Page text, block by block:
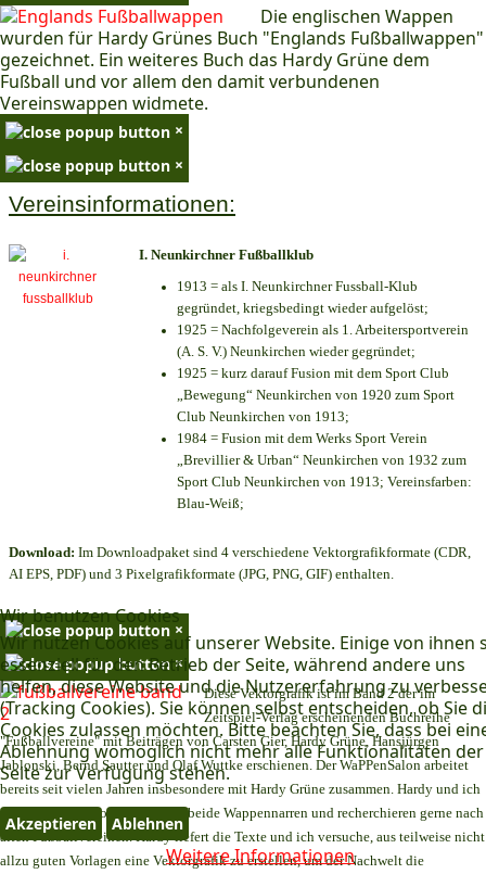
Wir benutzen Cookies
Wir nutzen Cookies auf unserer Website. Einige von ihnen
essenziell für den Betrieb der Seite, während andere uns
helfen, diese Website und die Nutzererfahrung zu
(Tracking Cookies). Sie können selbst entscheiden, ob Sie
Cookies zulassen möchten. Bitte beachten Sie, dass bei
Ablehnung womöglich nicht mehr alle Funktionalitäten der
Seite zur Verfügung stehen.
Akzeptieren Ablehnen
Weitere Informationen
Die englischen Wappen
wurden für Hardy Grünes Buch "Englands Fußballwappen"
gezeichnet. Ein weiteres Buch das Hardy Grüne dem
Fußball und vor allem den damit verbundenen
Vereinswappen widmete.
×
×
Vereinsinformationen:
I. Neunkirchner Fußballklub
1913 = als I. Neunkirchner Fussball-Klub
gegründet, kriegsbedingt wieder aufgelöst;
1925 = Nachfolgeverein als 1. Arbeitersportverein
(A. S. V.) Neunkirchen wieder gegründet;
1925 = kurz darauf Fusion mit dem Sport Club
„Bewegung“ Neunkirchen von 1920 zum Sport
Club Neunkirchen von 1913;
1984 = Fusion mit dem Werks Sport Verein
„Brevillier & Urban“ Neunkirchen von 1932 zum
Sport Club Neunkirchen von 1913; Vereinsfarben:
Blau-Weiß;
Download: Im Downloadpaket sind 4 verschiedene Vektorgrafikformate (CDR,
AI EPS, PDF) und 3 Pixelgrafikformate (JPG, PNG, GIF) enthalten.
×
×
Diese Vektorgrafik ist im Band 2 der im
Zeitspiel-Verlag erscheinenden Buchreihe
"Fußballvereine" mit Beiträgen von Carsten Gier, Hardy Grüne, Hansjürgen
Jablonski, Bernd Sautter und Olaf Wuttke erschienen. Der WaPPenSalon arbeitet
bereits seit vielen Jahren insbesondere mit Hardy Grüne zusammen. Hardy und ich
teilen dasselbe Hobby. Wir sind beide Wappennarren und recherchieren gerne nach
alten Fußballvereinen. Hardy liefert die Texte und ich versuche, aus teilweise nicht
allzu guten Vorlagen eine Vektorgrafik zu erstellen, um der Nachwelt die